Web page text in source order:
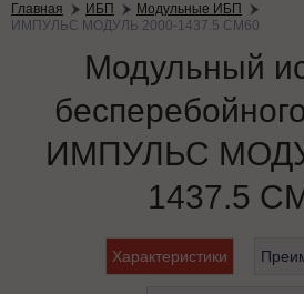
Главная ИБП
Модульные ИБП
ИМПУЛЬС МОДУЛЬ 2000-1437.5 СМ60
Модульный
ИМПУЛЬС
1437.5
Характеристики